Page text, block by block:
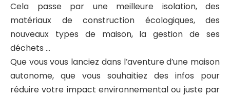
Cela passe par une meilleure isolation, des
matériaux de construction écologiques, des
nouveaux types de maison, la gestion de ses
déchets …
Que vous vous lanciez dans l’aventure d’une maison
autonome, que vous souhaitiez des infos pour
réduire votre impact environnemental ou juste par